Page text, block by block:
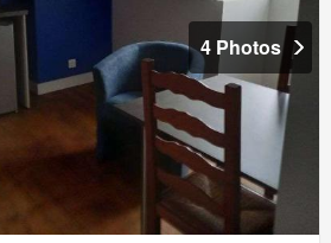
4 Photos